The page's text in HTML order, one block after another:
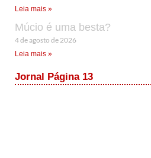
Leia mais »
Múcio é uma besta?
4 de agosto de 2026
Leia mais »
Jornal Página 13